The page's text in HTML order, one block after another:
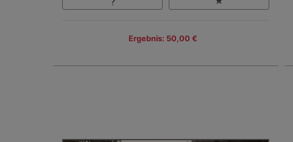
Ergebnis: 50,00 €